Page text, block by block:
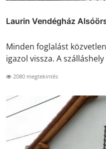
Laurin Vendégház
Minden foglalást
igazol vissza. A szálláshely
2080 megtekintés